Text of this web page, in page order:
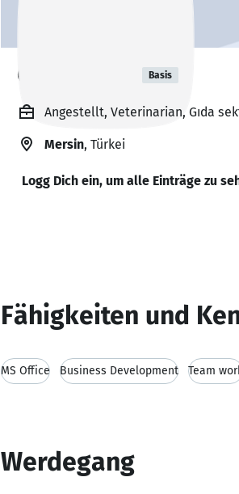
Güler Yıldız Basis
Angestellt, Veterinarian, Gıda
Mersin, Türkei
Logg Dich ein, um alle Einträge zu
Fähigkeiten und
MS Office Business Development Team
Werdegang